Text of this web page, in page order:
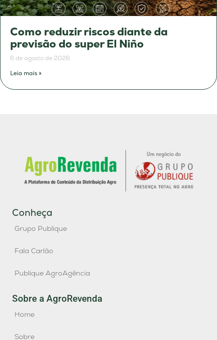
Como reduzir riscos diante da
previsão do super El Niño
6 de agosto de 2026
Leia mais »
Conheça
Grupo Publique
Fala Carlão
Publique AgroAgência
Sobre a AgroRevenda
Home
Sobre